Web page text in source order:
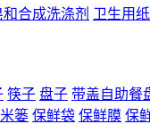
和合成洗涤剂 卫生用
筷子 盘子 带盖自助餐
篓 保鲜袋 保鲜膜 保